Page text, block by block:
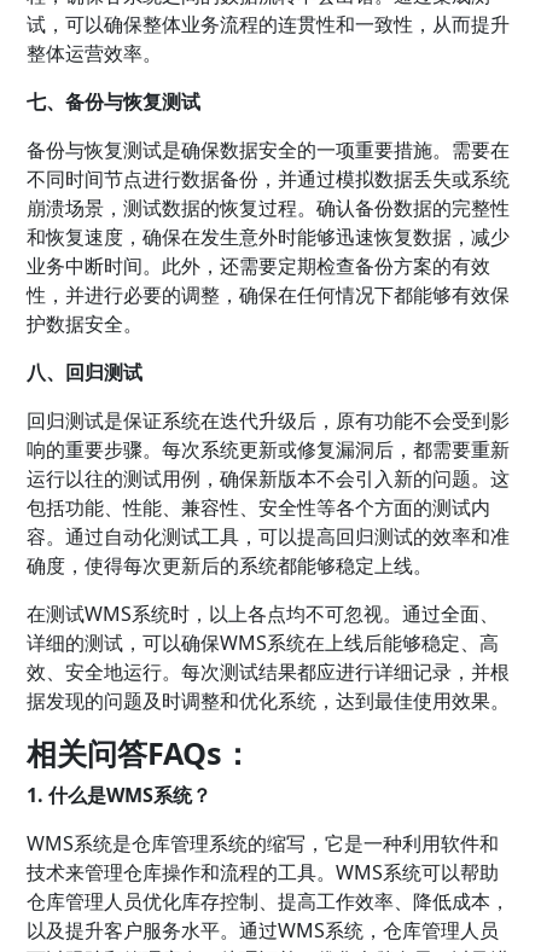
试，可以确保整体业务流程的连贯性和一致性，从而提升
整体运营效率。
七、备份与恢复测试
备份与恢复测试是确保数据安全的一项重要措施。需要在
不同时间节点进行数据备份，并通过模拟数据丢失或系统
崩溃场景，测试数据的恢复过程。确认备份数据的完整性
和恢复速度，确保在发生意外时能够迅速恢复数据，减少
业务中断时间。此外，还需要定期检查备份方案的有效
性，并进行必要的调整，确保在任何情况下都能够有效保
护数据安全。
八、回归测试
回归测试是保证系统在迭代升级后，原有功能不会受到影
响的重要步骤。每次系统更新或修复漏洞后，都需要重新
运行以往的测试用例，确保新版本不会引入新的问题。这
包括功能、性能、兼容性、安全性等各个方面的测试内
容。通过自动化测试工具，可以提高回归测试的效率和准
确度，使得每次更新后的系统都能够稳定上线。
在测试WMS系统时，以上各点均不可忽视。通过全面、
详细的测试，可以确保WMS系统在上线后能够稳定、高
效、安全地运行。每次测试结果都应进行详细记录，并根
据发现的问题及时调整和优化系统，达到最佳使用效果。
相关问答FAQs：
1. 什么是WMS系统？
WMS系统是仓库管理系统的缩写，它是一种利用软件和
技术来管理仓库操作和流程的工具。WMS系统可以帮助
仓库管理人员优化库存控制、提高工作效率、降低成本，
以及提升客户服务水平。通过WMS系统，仓库管理人员